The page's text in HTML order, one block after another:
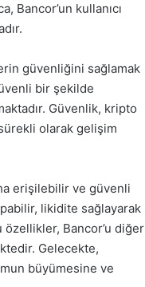
Bancor’un kullanıcı
güvenliğini sağlamak
bir şekilde
Güvenlik, kripto
olarak gelişim
erişilebilir ve güvenli
likidite sağlayarak
Bancor’u diğer
Gelecekte,
büyümesine ve